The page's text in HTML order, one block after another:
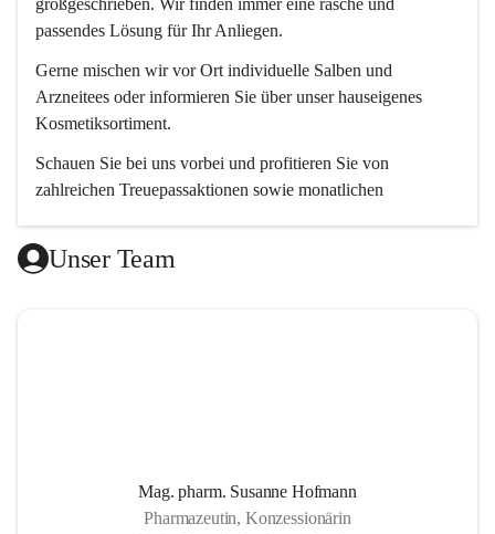
großgeschrieben. Wir finden immer eine rasche und
passendes Lösung für Ihr Anliegen.
Gerne mischen wir vor Ort individuelle Salben und
Arzneitees oder informieren Sie über unser hauseigenes
Kosmetiksortiment.
Schauen Sie bei uns vorbei und profitieren Sie von
zahlreichen Treuepassaktionen sowie monatlichen
Wir freuen uns auf Ihren Besuch! 😊
Unser Team
Mag. pharm. Susanne Hofmann
Pharmazeutin, Konzessionärin